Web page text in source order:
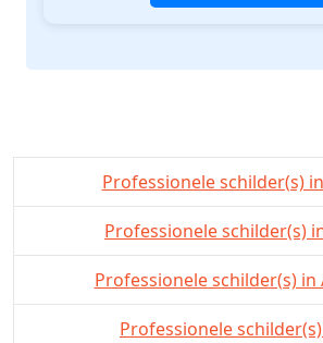
Professionele schilder(s)
Professionele schilder(s)
Professionele schilder(s) in
Professionele